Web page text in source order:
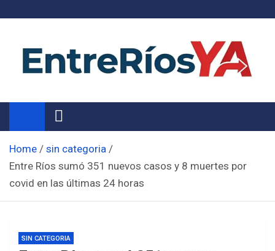
Noticias de Entre Ríos
Información de toda la provincia ahora
Home
sin categoria
Entre Ríos sumó 351 nuevos casos y 8 muertes por
covid en las últimas 24 horas
SIN CATEGORIA